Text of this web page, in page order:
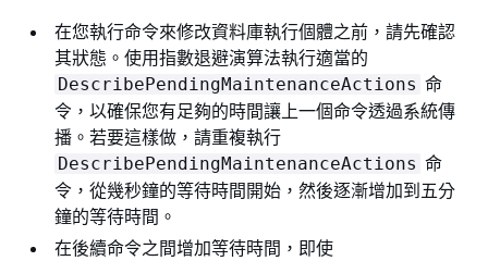
在您執行命令來修改資料庫執行個體之前，請先確認
其狀態。使用指數退避演算法執行適當的
DescribePendingMaintenanceActions 命
令，以確保您有足夠的時間讓上一個命令透過系統傳
播。若要這樣做，請重複執行
DescribePendingMaintenanceActions 命
令，從幾秒鐘的等待時間開始，然後逐漸增加到五分
鐘的等待時間。
在後續命令之間增加等待時間，即使